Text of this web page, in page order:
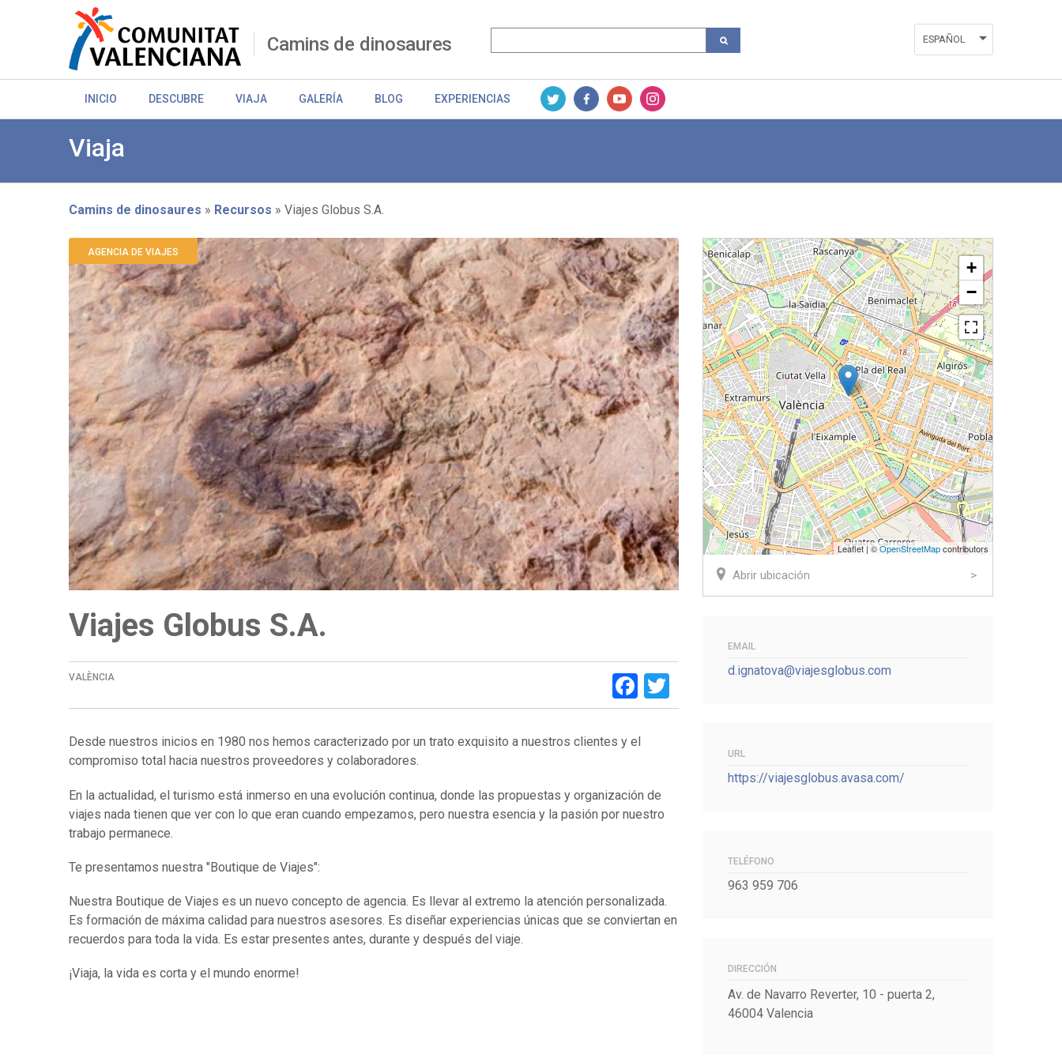
Camins de dinosaures ESPAÑOL
INICIO DESCUBRE VIAJA GALERÍA BLOG EXPERIENCIAS
Viaja
Sobrescribir
enlaces
de
ayuda
a
la
navegación
Camins de dinosaures Recursos Viajes Globus S.A.
AGENCIA DE VIAJES
Viajes Globus S.A.
VALÈNCIA Facebook
Twitter
Desde nuestros inicios en 1980 nos hemos caracterizado por un trato exquisito a nuestros clientes y el
compromiso total hacia nuestros proveedores y colaboradores.
En la actualidad, el turismo está inmerso en una evolución continua, donde las propuestas y organización de
viajes nada tienen que ver con lo que eran cuando empezamos, pero nuestra esencia y la pasión por nuestro
trabajo permanece.
Te presentamos nuestra "Boutique de Viajes":
Nuestra Boutique de Viajes es un nuevo concepto de agencia. Es llevar al extremo la atención personalizada.
Es formación de máxima calidad para nuestros asesores. Es diseñar experiencias únicas que se conviertan en
recuerdos para toda la vida. Es estar presentes antes, durante y después del viaje.
¡Viaja, la vida es corta y el mundo enorme!
+
−
Leaflet | ©OpenStreetMapcontributors
Abrir ubicación
EMAIL
d.ignatova@viajesglobus.com
URL
https://viajesglobus.avasa.com/
TELÉFONO
963 959 706
DIRECCIÓN
Av. de Navarro Reverter, 10 - puerta 2,
46004 Valencia